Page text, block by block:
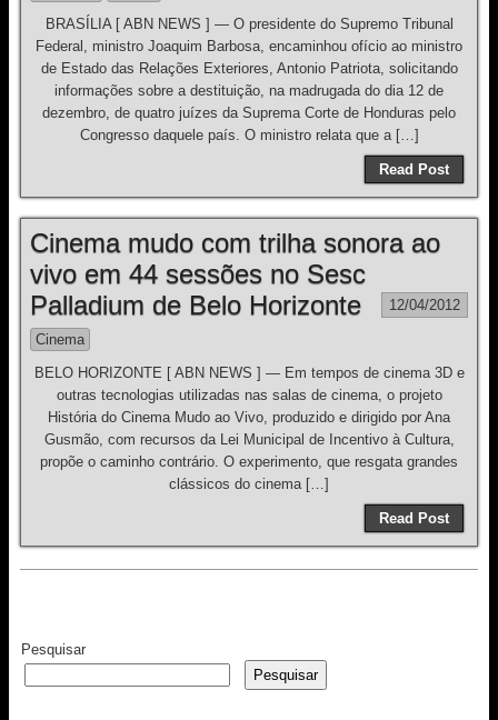
BRASÍLIA [ ABN NEWS ] — O presidente do Supremo Tribunal
Federal, ministro Joaquim Barbosa, encaminhou ofício ao ministro
de Estado das Relações Exteriores, Antonio Patriota, solicitando
informações sobre a destituição, na madrugada do dia 12 de
dezembro, de quatro juízes da Suprema Corte de Honduras pelo
Congresso daquele país. O ministro relata que a […]
Read Post
Cinema mudo com trilha sonora ao
vivo em 44 sessões no Sesc
Palladium de Belo Horizonte
12/04/2012
Cinema
BELO HORIZONTE [ ABN NEWS ] — Em tempos de cinema 3D e
outras tecnologias utilizadas nas salas de cinema, o projeto
História do Cinema Mudo ao Vivo, produzido e dirigido por Ana
Gusmão, com recursos da Lei Municipal de Incentivo à Cultura,
propõe o caminho contrário. O experimento, que resgata grandes
clássicos do cinema […]
Read Post
Pesquisar
Pesquisar